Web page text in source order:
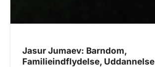
Jasur Jumaev: Barndom,
Familieindflydelse, Uddannelse